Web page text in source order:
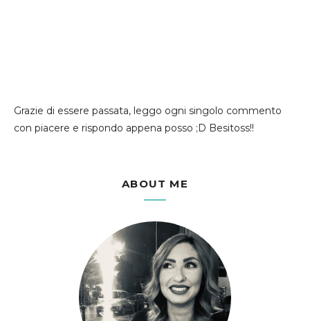
Grazie di essere passata, leggo ogni singolo commento
con piacere e rispondo appena posso ;D Besitoss!!
ABOUT ME